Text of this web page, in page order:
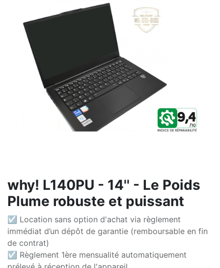
why! L140PU - 14'' - Le Poids
Plume robuste et puissant
☑ Location sans option d'achat via règlement
immédiat d’un dépôt de garantie (remboursable en fin
de contrat)
☑ Règlement 1ère mensualité automatiquement